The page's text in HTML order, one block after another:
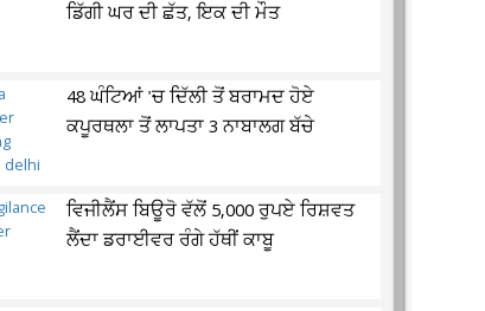
ਡਿੱਗੀ ਘਰ ਦੀ ਛੱਤ, ਇਕ ਦੀ ਮੌਤ
48 ਘੰਟਿਆਂ 'ਚ ਦਿੱਲੀ ਤੋਂ ਬਰਾਮਦ ਹੋਏ
ਕਪੂਰਥਲਾ ਤੋਂ ਲਾਪਤਾ 3 ਨਾਬਾਲਗ ਬੱਚੇ
ਵਿਜੀਲੈਂਸ ਬਿਊਰੋ ਵੱਲੋਂ 5,000 ਰੁਪਏ ਰਿਸ਼ਵਤ
ਲੈਂਦਾ ਡਰਾਈਵਰ ਰੰਗੇ ਹੱਥੀਂ ਕਾਬੂ